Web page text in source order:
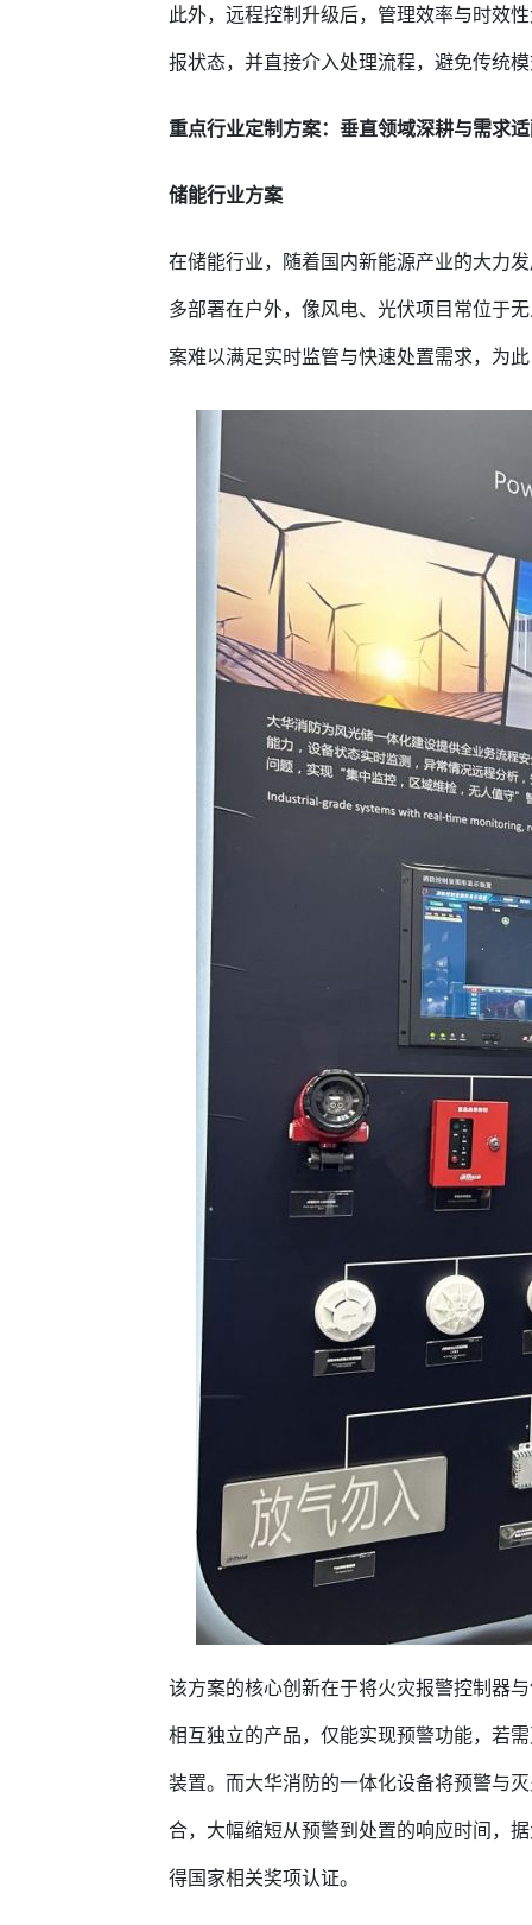
此外，远程控制升级后，管理效率与时效
报状态，并直接介入处理流程，避免传统
重点行业定制方案：垂直领域深耕与需求
储能行业方案
在储能行业，随着国内新能源产业的大力
多部署在户外，像风电、光伏项目常位于
案难以满足实时监管与快速处置需求，为
该方案的核心创新在于将火灾报警控制器
相互独立的产品，仅能实现预警功能，若
装置。而大华消防的一体化设备将预警与
合，大幅缩短从预警到处置的响应时间，
得国家相关奖项认证。